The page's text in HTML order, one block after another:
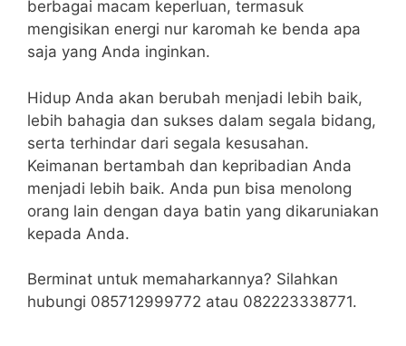
berbagai macam keperluan, termasuk
mengisikan energi nur karomah ke benda apa
saja yang Anda inginkan.
Hidup Anda akan berubah menjadi lebih baik,
lebih bahagia dan sukses dalam segala bidang,
serta terhindar dari segala kesusahan.
Keimanan bertambah dan kepribadian Anda
menjadi lebih baik. Anda pun bisa menolong
orang lain dengan daya batin yang dikaruniakan
kepada Anda.
Berminat untuk memaharkannya? Silahkan
hubungi 085712999772 atau 082223338771.